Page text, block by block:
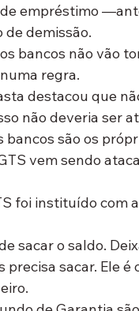
empréstimo
de demissão.
bancos não vão
regra.
destacou que
não deveria ser
são os
vem sendo
foi instituído
sacar o saldo.
sacar. Ele é